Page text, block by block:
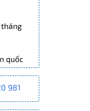
tháng
quốc
981